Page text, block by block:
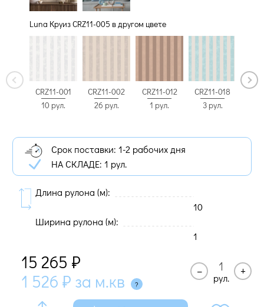
Luna Круиз CRZ11-005 в другом цвете
CRZ11-001
10 рул.
CRZ11-002
26 рул.
CRZ11-012
1 рул.
CRZ11-018
3 рул.
Срок поставки: 1-2 рабочих дня
НА СКЛАДЕ: 1 рул.
Длина рулона (м):
10
Ширина рулона (м):
1
15 265 ₽
1 526 ₽ за м.кв –
рул.
+